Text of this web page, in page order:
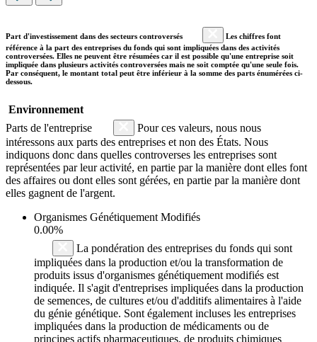
Part d'investissement dans des secteurs controversés
Les chiffres font
référence à la part des entreprises du fonds qui sont impliquées dans des activités
controversées. Elles ne peuvent être résumées car il est possible qu'une entreprise soit
impliquée dans plusieurs activités controversées mais ne soit comptée qu'une seule fois.
Par conséquent, le montant total peut être inférieur à la somme des parts énumérées ci-
dessous.
Environnement
Parts de l'entreprise
Pour ces valeurs, nous nous
intéressons aux parts des entreprises et non des États. Nous
indiquons donc dans quelles controverses les entreprises sont
représentées par leur activité, en partie par la manière dont elles font
des affaires ou dont elles sont gérées, en partie par la manière dont
elles gagnent de l'argent.
Organismes Génétiquement Modifiés
0.00%
La pondération des entreprises du fonds qui sont
impliquées dans la production et/ou la transformation de
produits issus d'organismes génétiquement modifiés est
indiquée. Il s'agit d'entreprises impliquées dans la production
de semences, de cultures et/ou d'additifs alimentaires à l'aide
du génie génétique. Sont également incluses les entreprises
impliquées dans la production de médicaments ou de
principes actifs pharmaceutiques, de produits chimiques